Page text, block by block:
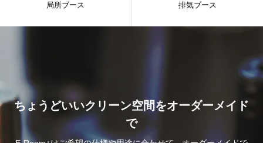
局所ブース 排気ブース
ちょうどいいクリーン空間をオーダーメイド
で